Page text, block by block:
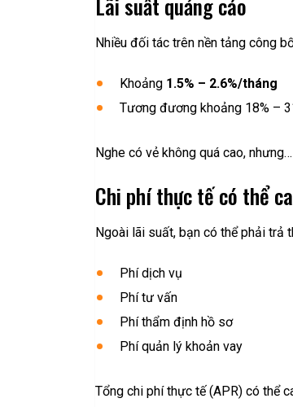
Nhiều đối tác trên nền tảng công
Khoảng 1.5% – 2.6%/tháng
Tương đương khoảng 18% –
Nghe có vẻ không quá cao, nhưng…
Chi phí thực tế có thể
Ngoài lãi suất, bạn có thể phải trả
Phí dịch vụ
Phí tư vấn
Phí thẩm định hồ sơ
Phí quản lý khoản vay
Tổng chi phí thực tế (APR) có thể